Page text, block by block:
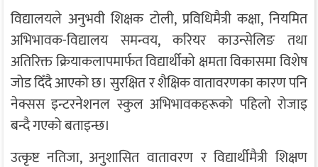
विद्यालयले अनुभवी शिक्षक टोली, प्रविधिमैत्री कक्षा, नियमित
अभिभावक-विद्यालय समन्वय, करियर काउन्सेलिङ तथा
अतिरिक्त क्रियाकलापमार्फत विद्यार्थीको क्षमता विकासमा विशेष
जोड दिँदै आएको छ। सुरक्षित र शैक्षिक वातावरणका कारण पनि
नेक्सस इन्टरनेशनल स्कुल अभिभावकहरूको पहिलो रोजाइ
बन्दै गएको बताइन्छ।
उत्कृष्ट नतिजा, अनुशासित वातावरण र विद्यार्थीमैत्री शिक्षण